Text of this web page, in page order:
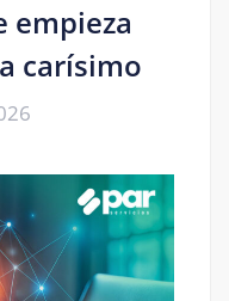
empieza
carísimo